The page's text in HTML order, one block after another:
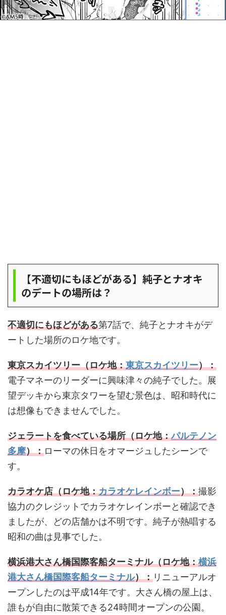
【不適切にもほどがある】純子とナオキ
のデートの場所は？
不適切にもほどがある第7話で、純子とナオキがデ
ートした場所のロケ地です。
東京スカイツリー（ロケ地：東京スカイツリー）：
電子マネーのリーダーに興味津々の純子でした。展
望デッキから東京タワーを望む景色は、昭和時代に
は想像もできませんでした。
ジェラートを食べている場所（ロケ地：パルテノン
多摩）：ローマの休日をオマージュしたシーンで
す。
カラオケ店（ロケ地：カラオケレインボー）：撮影
協力のクレジットでカラオケレインボーと確認でき
ましたが、どの店舗かは不明です。純子が熱唱する
昭和の曲は見事でした。
横浜港大さん橋国際客船ターミナル（ロケ地：横浜
港大さん橋国際客船ターミナル）：リニューアルオ
ープンしたのは平成14年です。大さん橋の屋上は、
誰もが自由に散策できる24時間オープンの公園。